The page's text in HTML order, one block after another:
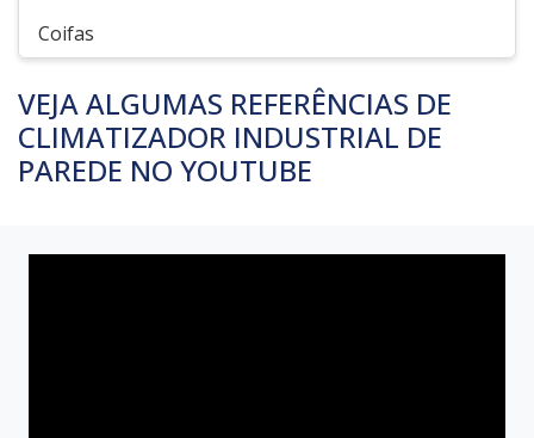
Coifas
VEJA ALGUMAS REFERÊNCIAS DE
CLIMATIZADOR INDUSTRIAL DE
PAREDE NO YOUTUBE